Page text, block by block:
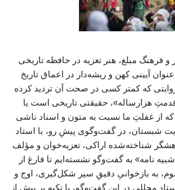
مانده‌اند. با توجه به اینکه تاریخ هنر و ادبیات ایران روشن است، در مورد دوره زمانی شکل‌گیری و سرانجامِ هنر تعزیه چه نتیجه‌ای می‌توان گرفت؟ اگرچه برخی پژوهشگران تاریخ پیدایش تعزیه را نامعلوم می‌دانند، اما با استناد به تاریخ هنر و ادبیات ایران می‌توان نتیجه گرفت که تمامی مراحل این هنر در «دوره قاجار» رخ داده است. برخلاف نظریاتی که تعزیه را به دوره‌های پیشین نسبت می‌دهند، دوره قاجار نه تنها دوران اوج و شکوفایی، بلکه زمانِ شکل‌گیریِ کامل (صفر تا صد) این هنر است. تعزیه در همین دوره قاجار شکل گرفت، در همین دوران به اوج رونق و شکوفایی رسید و در نهایت در همان عصر نیز دچار افول و مرگ شد. آنچه امروز به عنوان تعزیه و شبیه‌خوانی شاهد هستیم، در واقع کپی‌برداری از همان هنری است که در دوره قاجار شکل گرفته بود. در نتیجه، با واکاوی دقیقِ هنر و ادبیات ایران، دوره قاجار به عنوان تمامِ بازه زمانیِ حیات (پیدایش تا افول) این هنر شناخته می‌شود. با توجه به وضعیت جامعه ایران در قرن نوزدهم (دوره قاجار)، آیا شکل‌گیری هنر تعزیه در میان عموم مردم با شرایطی که ذکر شد، پذیرفتنی است؟ تحلیل شرایط اجتماعی جامعه قاجاری در قرن نوزدهم، پاسخ به این پرسش را به وضوح روشن می‌کند. با نگاهی به ویژگی‌های آن دوران، پذیرش شکل‌گیری تعزیه در میان عموم مردم با چالش‌های جدی مواجه است: جامعه آن دوران با معضلات گسترده‌ای همچون خرافه‌پرستی، فقر شدید (که در مواردی منجر به فروش کودکان می‌شد)، بی‌سوادیِ بیش از ۹۰ درصد مردم، و سیستم ظالمانه ارباب‌رعیتی دست‌به‌گریبان بود. هنرهایی مانند موسیقی و نمایش در آن مقطع با تحریم‌های مذهبی مواجه بودند. با وجود چنین شرایطی، این پرسش مطرح می‌شود که چگونه افرادی (که رد پای بسیاری از آن‌ها در روستاها بود) توانستند نمایشنامه‌هایی منظوم و آهنگین تنظیم کنند و حتی نقش زنانِ قهرمان و تأثیرگذار مذهبی را توسط مردان اجرا کنند؟ نتیجه‌گیری بر اساس این شواهد تاریخی این است که شکل‌گیری و جاری شدن چنین هنری با این پیچیدگی‌های ادبی، موسیقایی و نمایشی در میان توده مردمِ آن زمان، با توجه به معضلات ذکر شده، به هیچ عنوان پذیرفتنی نیست. با توجه به تناقضات اجتماعی دوره قاجار که پیش‌تر ذکر شد، چگونه می‌توان پیدایش و حضور متون و ساختار هنری تعزیه را در آن دوران تبیین کرد؟ ظهور هنر تعزیه را باید در بستر تحولات پس از جنگ‌های ایران و روس و آغاز جنبش روشنفکری در دوره قاجار جستجو کرد. پس از جنگ‌های ایران و روس، ایران در حالی که جامعه‌ای کاملاً فقیر و سنتی داشت، در برابر پیشرفت‌های سریع غرب قرار گرفت. این شکست‌ها و مواجهه با دنیای خارج، زمینه‌ساز شکل‌گیری جریانی به نام «جنبش روشنفکری» شد که هدف آن فاصله گرفتن از سنت‌های مطلق و حرکت به سمتِ به‌روز شدن بود.شاکله و ساختار تعزیه، بازتابی از همین جریان روشنفکری است. هنرهایی نظیر موسیقی و نمایش که تا پیش از آن تحت تحریم مذهبی بودند، نه تنها از حصار این تحریم خارج شدند، بلکه به‌طور کامل در خدمت مذهب قرار گرفتند. اقدام عامه مردم برای ظاهر شدن در هیبت معصومین به صورت نمایشی، حرکتی نوگرا و متفاوت با فضای سنتی پیشین بود. با استناد به این رخدادها، دوره قاجاریان دقیقاً همان مقطع تاریخی است که بستر لازم برای شکل‌گیری تعزیه را فراهم کرد و این هنر به عنوان نمودِ بیرونیِ تلاش جامعه آن روز برای گذار از سنت و ورود به فضایی تازه، پدیدار گشت. ارتباط میان وضعیت ادبیات ایران در دوره قاجار و شکل‌گیری نسخه‌های منظوم تعزیه چیست؟ بر اساس تحلیل شما، فقر ادبیِ حاکم بر ایران از دوران صفویه تا عهد فتحعلی‌شاه، بسترِ متفاوتی را برای ظهور تعزیه فراهم آورد که به شرح زیر است: تاریخ ادبیات ایران گواه آن است که دورانِ حد فاصل صفویان تا فتحعلی‌شاه، فقیرترین مقطع ادبیات ایران بوده است؛ دورانی که هم تعداد شاعران در آن بسیار اندک بود و هم مردم آگاهی و انسِ چندانی با شعر و ادبیات نداشتند. با آغاز عهد فتحعلی‌شاه، تحولی بنیادین رخ داد. حکومت با شناسایی و گردآوری شاعران و رونق بخشیدن به محافل ادبی، زمینه‌ساز شکل‌گیری «نهضت بازگشت ادبی» شد. در این نهضت، شاعران بر اساس سبکِ شاعران کلاسیک ایران اقدام به سرایش شعر کردند. نسخه‌ها و متون تعزیه، محصول مستقیم همین محافل ادبیِ نوپا بودند. سبکِ سرایش در این نسخه‌ها کاملاً مشابه سبک شاعران کلاسیک ایران است؛ به عبارت دیگر، ادبیاتِ موجود در نسخه‌های تعزیه، دقیقاً با مقتضیات و ویژگی‌های ادبیِ «دوران بازگشت» مطابقت دارد. بنابراین، تعزیه نه به عنوان پدیده‌ای جداافتاده، بلکه به عنوان خروجیِ نهضت بازگشت ادبی در عصر قاجار، از دلِ محافل ادبیِ همین دوران بیرون آمده است. چه شواهد تاریخی دیگری، علاوه بر تحولات ادبی، اثبات‌کننده شکل‌گیریِ ساختار تعزیه در دوره قاجار است؟ برای اثبات این نظریه که تعزیه محصول دوران قاجار است، می‌توان به تطورِ هم‌زمانِ «نمایش» و «موسیقی» در همین دوره استناد کرد: تاریخ نمایش ایران نشان می‌دهد که اولین متون نمایشی بر اساس نقشه راه (نمایشنامه)، دقیقاً در دوره قاجار به مردم معرفی شدند. در این دوران، میرزا فتحعلی آخوندزاده اقدام به نگارش متون نمایشی کرد و پس از او، میرزا آقا تبریزی نمایشنامه‌های خود را تنظیم نمود؛ این اسناد، آغازِ رسمیِ هنر نمایش را در همان مقطع تثبیت می‌کند. موسیقیِ دستگاهی ایران با چیدمانِ «هفت دستگاه» که امروزه در اختیار داریم، در دوره ناصری توسط میرزا عبدالله فراهانی تدوین شده است. تا پیش از آن، موسیقی در فضای جامعه جایگاهی نداشت و با تحریم مذهبی مواجه بود. از دیدگاه شما، تعزیه اساساً برای «نجات موسیقی» ساخته شد تا این هنر بتواند از حصار تحریم خارج شده و با مردم آشتی کند. این امر در ساختار تعزیه به خوبی مشهود است: کلام آن‌ها با آهنگ و موسیقی همراه است تا موسیقی را به خدمتِ مذهب درآورد. برخلاف نقش‌های مثبت، کلام این افراد به صورت «اشتلم‌خوانی» و با صداهای بلند و بدون هیچ‌گونه آهنگ بیان می‌شود که نشان‌دهنده تفاوتِ کارکردیِ موسیقی در ساختار تعزیه است. بر اساس شواهد تاریخی تعزیه تنها یک فرم آیینی نیست، بلکه دستاوردی هنری است که در دوره قاجار با استفاده از ظرفیت‌های نوینِ ادبیات (نهضت بازگشت)، نمایش (آثار آخوندزاده و تبریزی) و موسیقی (تدوین دستگاه‌ها) شکل گرفته است. چرا و چگونه هنر تعزیه در عهد قاجار توسط حکومت شکل گرفت و گسترش یافت؟ تعزیه به عنوان پدیده‌ای که در دربار و تهرانِ قدیم متولد شد، توسط حاکمان قاجار در سایر شهرهای ایران نیز بازتولید گردید. حاکمان محلی با مشاهده این هنر در پایتخت، نمونه‌های آن را به مناطق خود برده و نسخه‌های تعزیه را از تهران به سراسر کشور صادر کردند. نسخه‌های تعزیه که در دربار سروده می‌شد، به دلیل نظارت مستقیم علمای آن دوران، از غنای ادبی، مذهبی و تاریخی بالایی برخوردار بودند. این نظارت به قدری دقیق بود که کوچک‌ترین مغایرت با شئونات اسلامی (مانند نمونه مجلس «عروسی دختر قریش») با موضع‌گیری سریع علما مواجه می‌شد. شکل‌گیری این هنر در آن دوران به دلایل استراتژیک صورت گرفت: تداوم فرآیند رسمی‌سازی مذهب تشیع که از عهد صفوی آغاز شده بود، نیازمند ابزاری کارآمد و اثرگذار بود؛ تعزیه بهترین بستر برای ترویج و تثبیت آموزه‌های شیعی در میان توده مردم محسوب می‌شد. با بروز تهدیدات علیه مذهب تشیع در آن مقطع تاریخی، حکومت قاجار با هوشمندی از ابزار هنر برای خنثی‌سازی تهدیدات و تقویت مبانی مذهبی خود بهره برد. در مجموع، تعزیه نه یک جریان خودجوشِ مردمی، بلکه یک پروژه حکومتیِ هدفمند بود که با تلفیق هنر و مذهب، به عنوان ابزاری برای تثبیت قدرت سیاسی و تبلیغی در عصر قاجار به کار گرفته شد. چه تهدیدات و نیازهای اجتماعی منجر به استفاده قاجاریان از «تعزیه» به عنوان یک رسانه شد؟ شکل‌گیری تعزیه در دوره قاجار پاسخی راهبردی به چالش‌های سیاسی، مذهبی و اجتماعی آن زمان بود: تخریب حرم امام حسین (ع) در عراق توسط وهابیون، یک بحران اعتقادی و سیاسی برای مذهب تشیع ایجاد کرده بود. ظهور جریان‌هایی مانند «با